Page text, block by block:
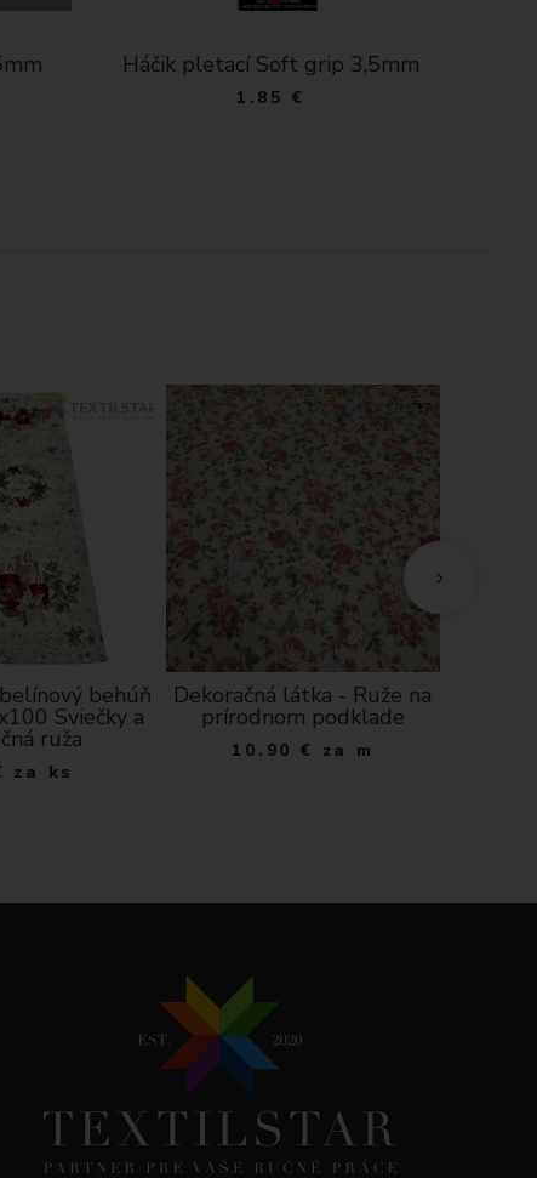
Háčik pletací Soft grip 3,5mm
1.85 €
behúň
Sviečky a
ruža
za ks
Dekoračná látka - Ruže na
prírodnom podklade
10.90 € za m